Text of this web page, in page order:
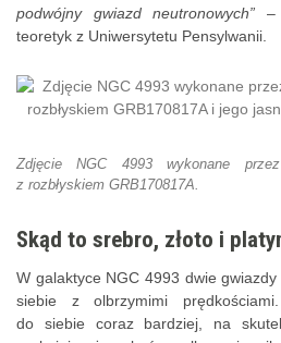
podwójny gwiazd neutronowych” –
teoretyk z Uniwersytetu Pensylwanii.
Zdjęcie NGC 4993 wykonane
z rozbłyskiem GRB170817A.
Skąd to srebro, złoto i
W galaktyce NGC 4993 dwie gwiazdy
siebie z olbrzymimi
do siebie coraz bardziej, na